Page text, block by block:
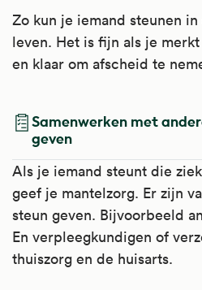
Zo kun je iemand steunen
leven. Het is fijn als je
en klaar om afscheid te
Samenwerken met
geven
Als je iemand steunt die
geef je mantelzorg. Er zijn
steun geven. Bijvoorbeeld
En verpleegkundigen of
thuiszorg en de huisarts.